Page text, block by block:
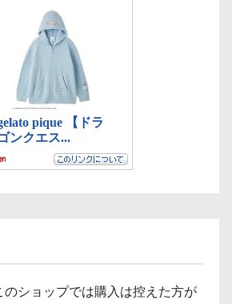
のショップでは購入は控えた方が